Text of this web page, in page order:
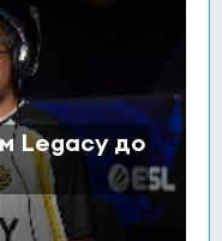
Legacy до